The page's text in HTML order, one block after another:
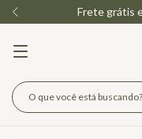
Frete grátis